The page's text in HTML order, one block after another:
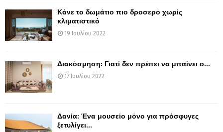
Κάνε το δωμάτιο πιο δροσερό χωρίς
κλιματιστικό
19 Ιουλίου 2022
Διακόσμηση: Γιατί δεν πρέπει να μπαίνει ο...
17 Ιουλίου 2022
Δανία: Ένα μουσείο μόνο για πρόσφυγες
ξετυλίγει...